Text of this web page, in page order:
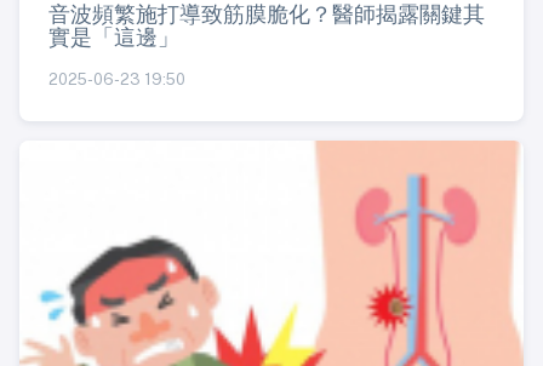
音波頻繁施打導致筋膜脆化？醫師揭露關鍵其
實是「這邊」
2025-06-23 19:50